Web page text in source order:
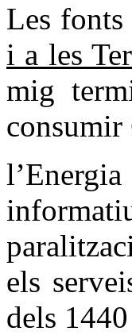
Les fonts
i a les
mig
consumir
els
dels